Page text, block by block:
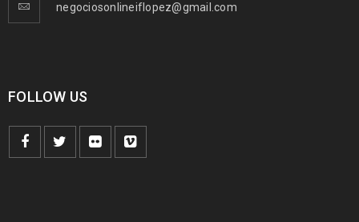
negociosonlineiflopez@gmail.com
FOLLOW US